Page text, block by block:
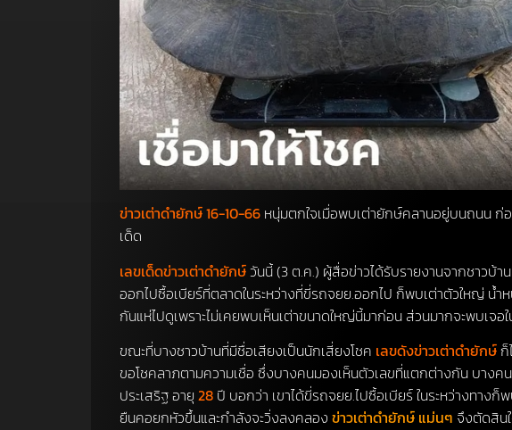
ข่าวเต่าดำยักษ์ 16-10-66 หนุ่มตกใจเมื่อพบเต่ายักษ์คลานอยู่บนถนน ก่อ
เด็ด
เลขเด็ดข่าวเต่าดำยักษ์ วันนี้ (3 ต.ค.) ผู้สื่อข่าวได้รับรายงานจากชาว
ออกไปซื้อเบียร์ที่ตลาดในระหว่างที่ขี่รถจยย.ออกไป ก็พบเต่าตัวใหญ่ น้ำ
กันแห่ไปดูเพราะไม่เคยพบเห็นเต่าขนาดใหญ่นี้มาก่อน ส่วนมากจะพบเจอ
ขณะที่บางชาวบ้านที่มีชื่อเสียงเป็นนักเสี่ยงโชค เลขดังข่าวเต่าดำยักษ์ก็
ขอโชคลาภตามความเชื่อ ซึ่งบางคนมองเห็นตัวเลขที่แตกต่างกัน บาง
ประเสริฐ อายุ 28 ปี บอกว่า เขาได้ขี่รถจยย.ไปซื้อเบียร์ ในระหว่างทา
ยืนคอยกหัวขึ้นและกำลังจะวิ่งลงคลอง ข่าวเต่าดำยักษ์ แม่นๆ จึงตัดสิน